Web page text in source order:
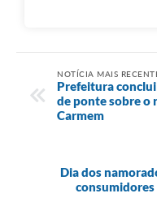
NOTÍCIA MAIS
Prefeitura
de ponte sobre o
Carmem
Dia dos
consumidores